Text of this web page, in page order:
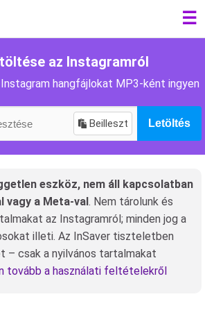
☰
az Instagramról
hangfájlokat MP3-ként ingyen
Beilleszt Letöltés
eszköz, nem áll kapcsolatban
vagy a Meta-val. Nem tárolunk és
az Instagramról; minden jog a
illeti. Az InSaver tiszteletben
– csak a nyilvános tartalmakat
tovább a használati feltételekről